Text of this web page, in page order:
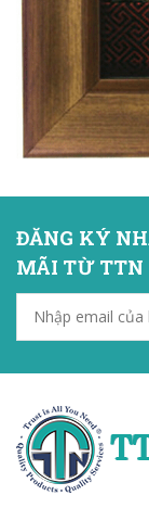
ĐĂNG KÝ
MÃI TỪ TTN